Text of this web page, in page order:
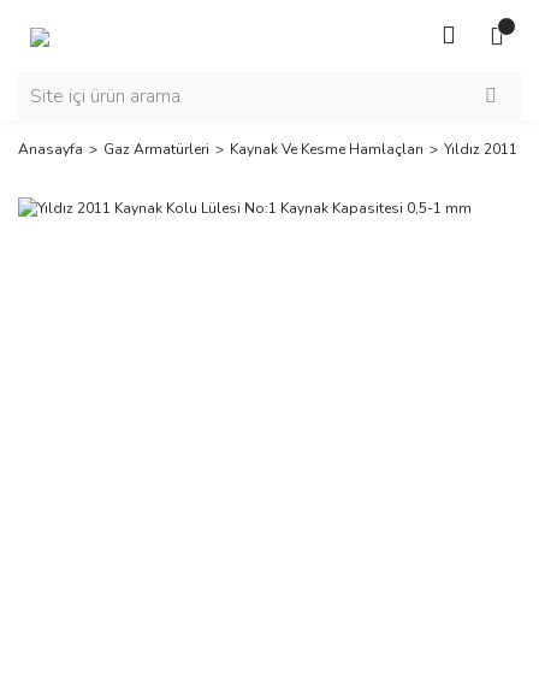
Anasayfa Gaz Armatürleri Kaynak Ve Kesme Hamlaçları Yıldız 2011